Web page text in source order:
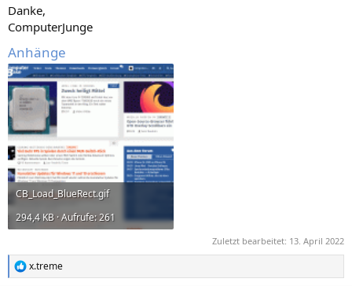
Danke,
ComputerJunge
Anhänge
CB_Load_BlueRect.gif
294,4 KB · Aufrufe: 261
Zuletzt bearbeitet: 13. April 2022
R
x.treme